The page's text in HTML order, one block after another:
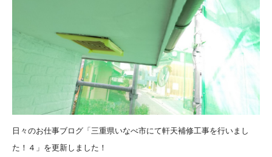
日々のお仕事ブログ「三重県いなべ市にて軒天補修工事を行いまし
た！４」を更新しました！